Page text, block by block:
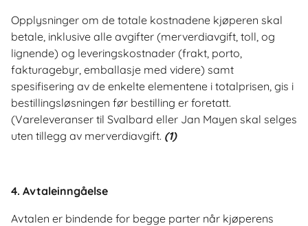
Opplysninger om de totale kostnadene kjøperen skal
betale, inklusive alle avgifter (merverdiavgift, toll, og
lignende) og leveringskostnader (frakt, porto,
fakturagebyr, emballasje med videre) samt
spesifisering av de enkelte elementene i totalprisen, gis i
bestillingsløsningen før bestilling er foretatt.
(Vareleveranser til Svalbard eller Jan Mayen skal selges
uten tillegg av merverdiavgift. (1)
4. Avtaleinngåelse
Avtalen er bindende for begge parter når kjøperens